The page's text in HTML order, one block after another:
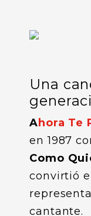
Una
Ahora Te
en 1987
Como
convirtió
cantante.